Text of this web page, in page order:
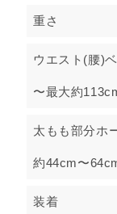
重さ
ウエスト(腰)
〜最大約
太もも部分ホ
約44cm〜
装着